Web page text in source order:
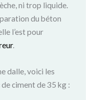
ni trop liquide.
du béton
l’est pour
.
dalle, voici les
ciment de 35 kg :